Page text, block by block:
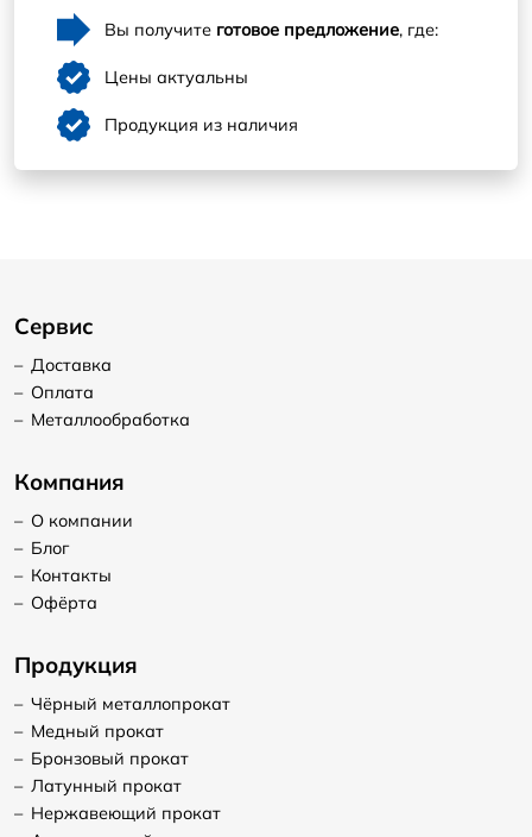
Вы получите готовое предложение, где:
Цены актуальны
Продукция из наличия
Сервис
– Доставка
– Оплата
– Металлообработка
Компания
– О компании
– Блог
– Контакты
– Офёрта
Продукция
– Чёрный металлопрокат
– Медный прокат
– Бронзовый прокат
– Латунный прокат
– Нержавеющий прокат